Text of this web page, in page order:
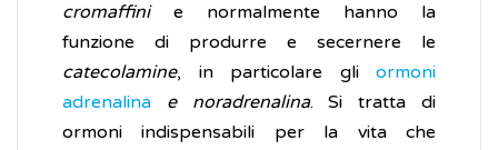
cromaffinie normalmente hanno la
funzione di produrre e secernere le
catecolamine, in particolare gli ormoni
adrenalina e noradrenalina. Si tratta di
ormoni indispensabili per la vita che